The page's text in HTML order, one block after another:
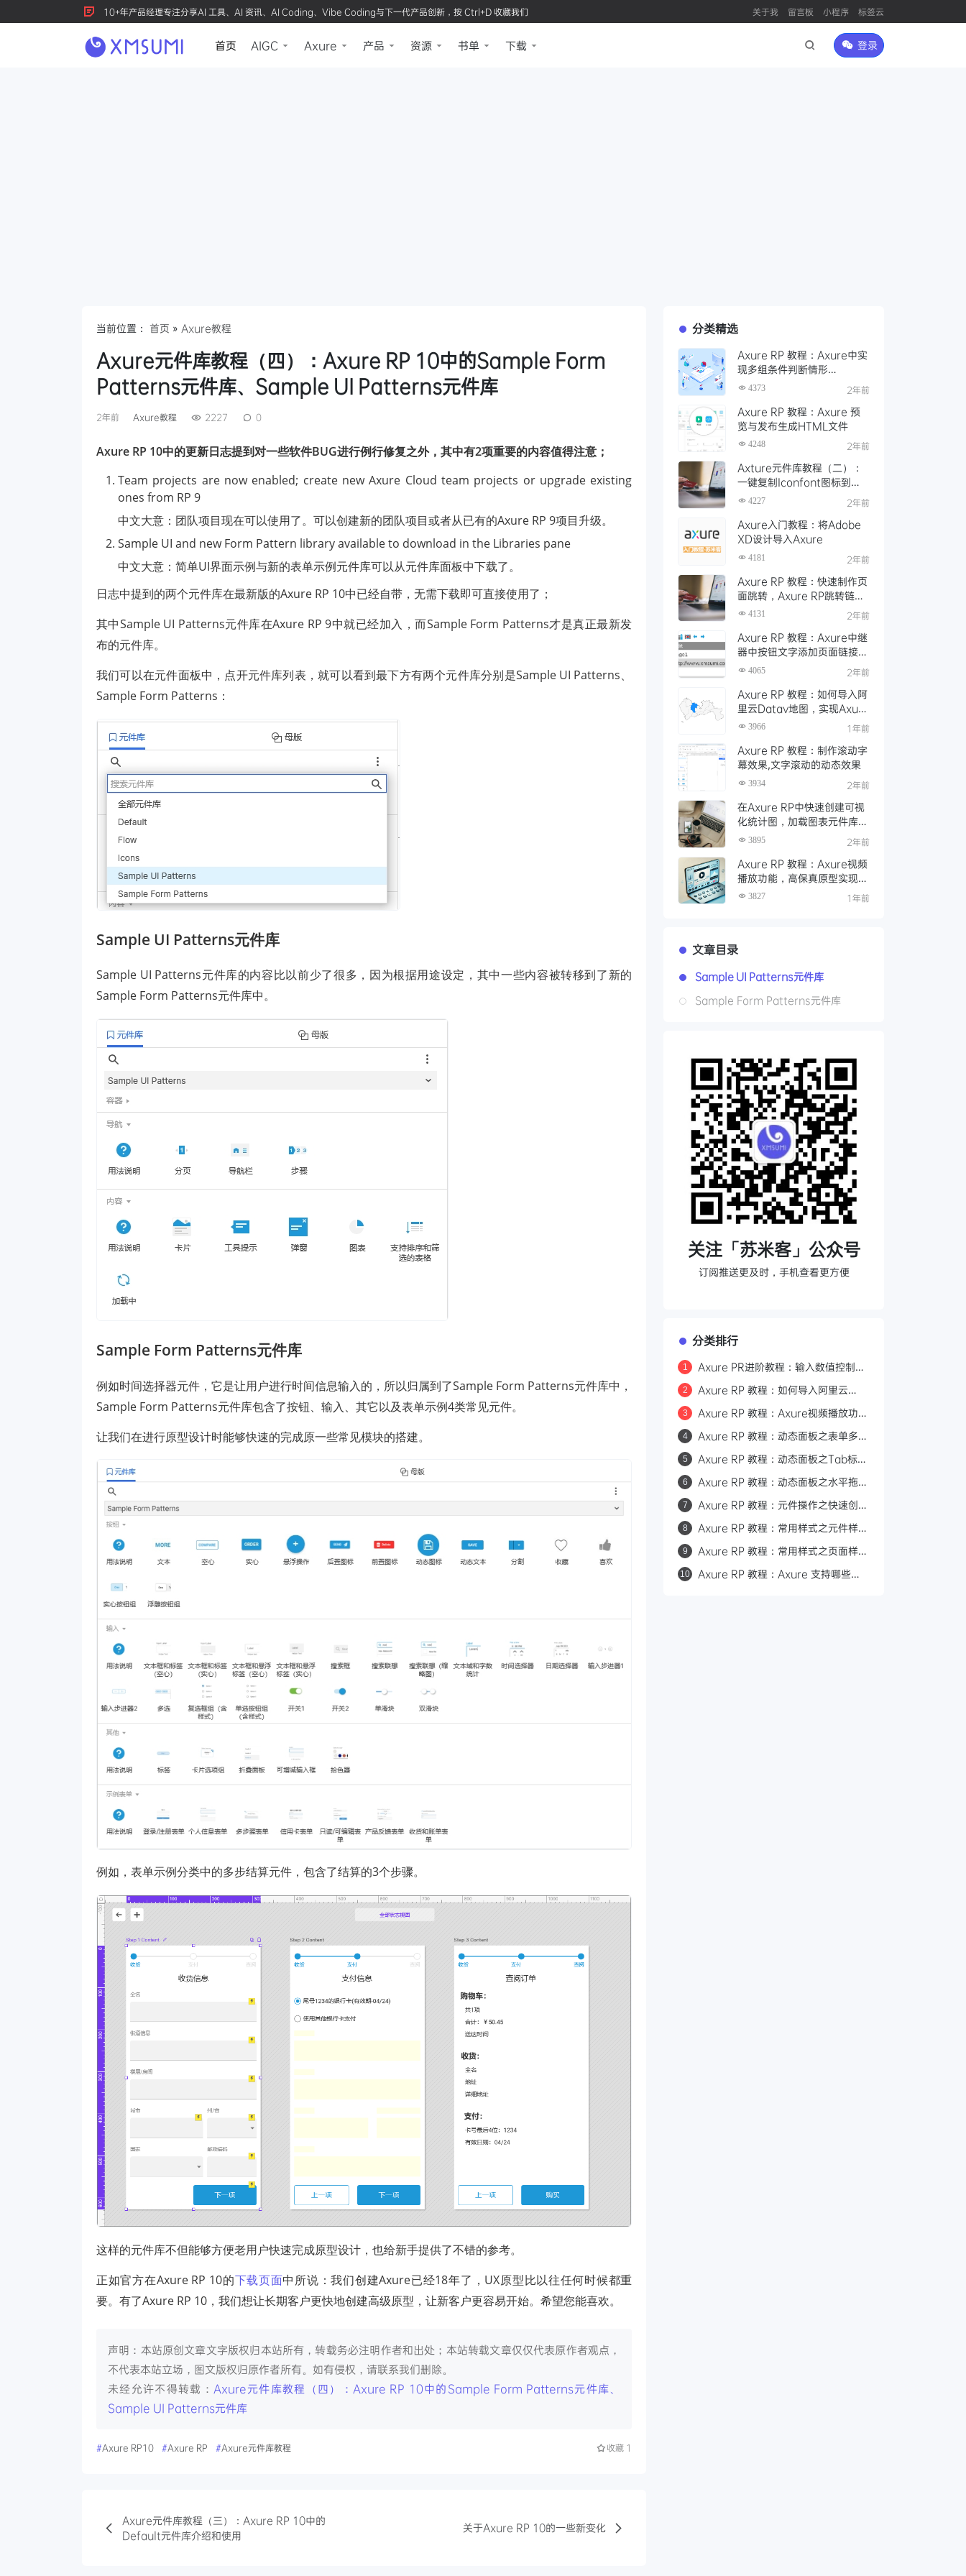
10+年产品经理专注分享AI 工具、AI 资讯、AI Coding、Vibe Coding与下一代产品创新，按 Ctrl+D 收藏我们 关于我 留言板 小程序 标签云
首页 AIGC Axure 产品 资源 书单 下载 登录
当前位置： 首页 » Axure教程
Axure元件库教程（四）：Axure RP 10中的Sample Form
Patterns元件库、Sample UI Patterns元件库
2年前 Axure教程 2227 0
Axure RP 10中的更新日志提到对一些软件BUG进行例行修复之外，其中有2项重要的内容值得注意；
Team projects are now enabled; create new Axure Cloud team projects or upgrade existing
ones from RP 9
中文大意：团队项目现在可以使用了。可以创建新的团队项目或者从已有的Axure RP 9项目升级。
Sample UI and new Form Pattern library available to download in the Libraries pane
中文大意：简单UI界面示例与新的表单示例元件库可以从元件库面板中下载了。
日志中提到的两个元件库在最新版的Axure RP 10中已经自带，无需下载即可直接使用了；
其中Sample UI Patterns元件库在Axure RP 9中就已经加入，而Sample Form Patterns才是真正最新发
布的元件库。
我们可以在元件面板中，点开元件库列表，就可以看到最下方有两个元件库分别是Sample UI Patterns、
Sample Form Patterns：
Sample UI Patterns元件库
Sample UI Patterns元件库的内容比以前少了很多，因为根据用途设定，其中一些内容被转移到了新的
Sample Form Patterns元件库中。
Sample Form Patterns元件库
例如时间选择器元件，它是让用户进行时间信息输入的，所以归属到了Sample Form Patterns元件库中，
Sample Form Patterns元件库包含了按钮、输入、其它以及表单示例4类常见元件。
让我们在进行原型设计时能够快速的完成原一些常见模块的搭建。
例如，表单示例分类中的多步结算元件，包含了结算的3个步骤。
这样的元件库不但能够方便老用户快速完成原型设计，也给新手提供了不错的参考。
正如官方在Axure RP 10的下载页面中所说：我们创建Axure已经18年了，UX原型比以往任何时候都重
要。有了Axure RP 10，我们想让长期客户更快地创建高级原型，让新客户更容易开始。希望您能喜欢。
声明：本站原创文章文字版权归本站所有，转载务必注明作者和出处；本站转载文章仅仅代表原作者观点，
不代表本站立场，图文版权归原作者所有。如有侵权，请联系我们删除。
未经允许不得转载： Axure元件库教程（四）：Axure RP 10中的Sample Form Patterns元件库、
Sample UI Patterns元件库
#Axure RP10 #Axure RP #Axure元件库教程 收藏 1
Axure元件库教程（三）：Axure RP 10中的
Default元件库介绍和使用
关于Axure RP 10的一些新变化
分类精选
Axure RP 教程：Axure中实
现多组条件判断情形
（Case）的使用和设置
4373 2年前
Axure RP 教程：Axure 预
览与发布生成HTML文件
4248 2年前
Axture元件库教程（二）：
一键复制Iconfont图标到
Axure
4227 2年前
Axure入门教程：将Adobe
XD设计导入Axure
4181 2年前
Axure RP 教程：快速制作页
面跳转，Axure RP跳转链接
教程
4131 2年前
Axure RP 教程：Axure中继
器中按钮文字添加页面链接或
外链设置方法
4065 2年前
Axure RP 教程：如何导入阿
里云Datav地图，实现Axure
地图可视化交互效果
3966 1年前
Axure RP 教程：制作滚动字
幕效果,文字滚动的动态效果
3934 2年前
在Axure RP中快速创建可视
化统计图，加载图表元件库
Axhub Charts
3895 2年前
Axure RP 教程：Axure视频
播放功能，高保真原型实现视
频交互的详细操作步骤
3827 1年前
文章目录
Sample UI Patterns元件库
Sample Form Patterns元件库
关注「苏米客」公众号
订阅推送更及时，手机查看更方便
分类排行
1
Axure PR进阶教程：输入数值控制滑
2
Axure RP 教程：如何导入阿里云
交互效果
3
Axure RP 教程：Axure视频播放功
作步骤
4
Axure RP 教程：动态面板之表单多级
5
Axure RP 教程：动态面板之Tab标签
6
Axure RP 教程：动态面板之水平拖动
7
Axure RP 教程：元件操作之快速创建
8
Axure RP 教程：常用样式之元件样式
9
Axure RP 教程：常用样式之页面样式
10
Axure RP 教程：Axure 支持哪些类